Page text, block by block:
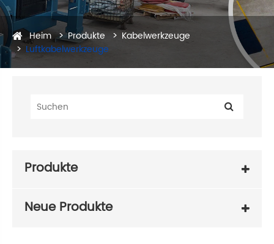
Heim Produkte
Kabelwerkzeuge
Luftkabelwerkzeuge
Produkte
Neue Produkte